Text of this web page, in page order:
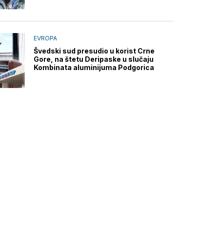
EVROPA
Švedski sud presudio u korist Crne
Gore, na štetu Deripaske u slučaju
Kombinata aluminijuma Podgorica